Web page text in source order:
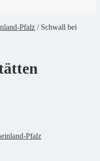
Pfalz / Schwall bei
Pfalz